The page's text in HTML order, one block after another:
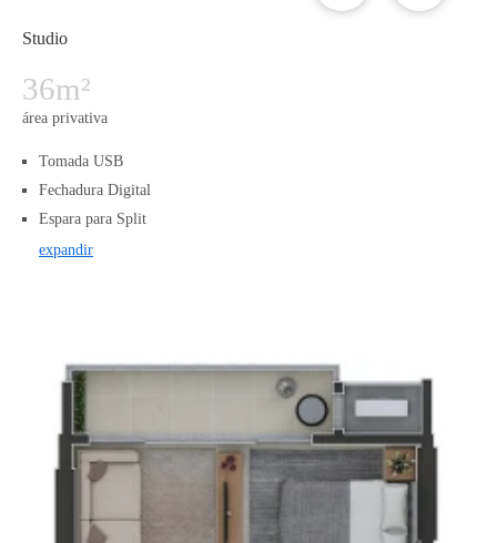
Studio
36m²
área privativa
Tomada USB
Fechadura Digital
Espara para Split
expandir